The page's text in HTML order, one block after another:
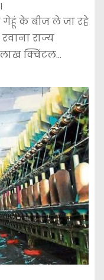
गेहूं के बीज ले जा रहे
राज्य
क्विंटल…